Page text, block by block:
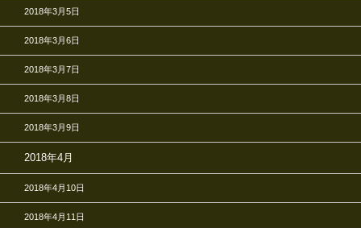
2018年3月5日
2018年3月6日
2018年3月7日
2018年3月8日
2018年3月9日
2018年4月
2018年4月10日
2018年4月11日